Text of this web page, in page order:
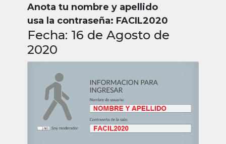
Anota tu nombre y apellido
usa la contraseña: FACIL2020
Fecha: 16 de Agosto de
2020